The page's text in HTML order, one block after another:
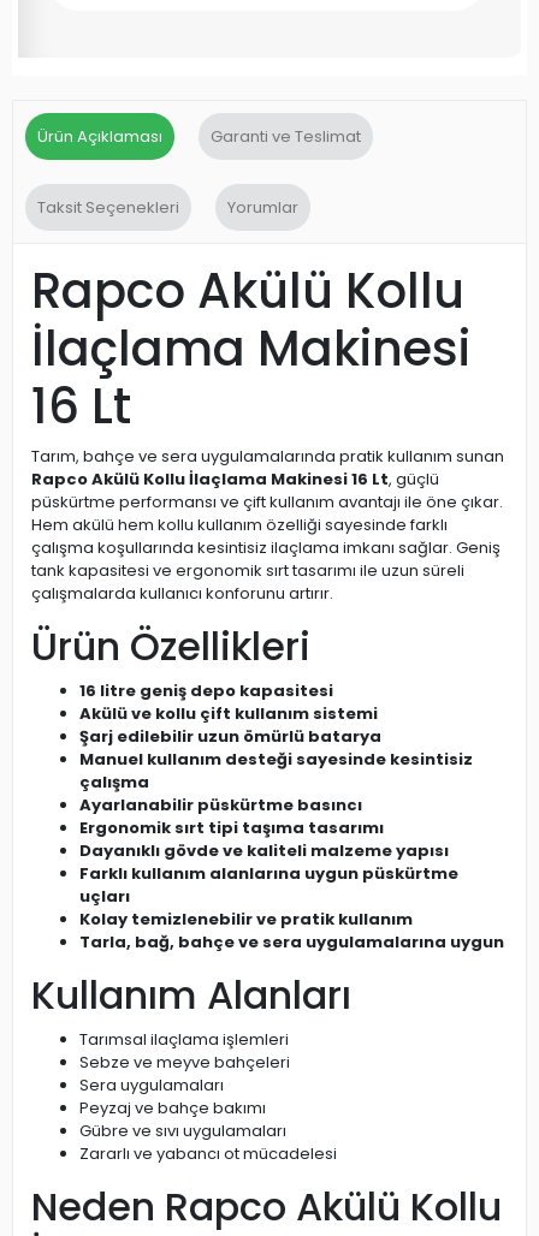
Ürün Açıklaması Garanti ve Teslimat
Taksit Seçenekleri Yorumlar
Rapco Akülü Kollu
İlaçlama Makinesi
16 Lt
Tarım, bahçe ve sera uygulamalarında pratik kullanım sunan
Rapco Akülü Kollu İlaçlama Makinesi 16 Lt, güçlü
püskürtme performansı ve çift kullanım avantajı ile öne çıkar.
Hem akülü hem kollu kullanım özelliği sayesinde farklı
çalışma koşullarında kesintisiz ilaçlama imkanı sağlar. Geniş
tank kapasitesi ve ergonomik sırt tasarımı ile uzun süreli
çalışmalarda kullanıcı konforunu artırır.
Ürün Özellikleri
16 litre geniş depo kapasitesi
Akülü ve kollu çift kullanım sistemi
Şarj edilebilir uzun ömürlü batarya
Manuel kullanım desteği sayesinde kesintisiz
çalışma
Ayarlanabilir püskürtme basıncı
Ergonomik sırt tipi taşıma tasarımı
Dayanıklı gövde ve kaliteli malzeme yapısı
Farklı kullanım alanlarına uygun püskürtme
uçları
Kolay temizlenebilir ve pratik kullanım
Tarla, bağ, bahçe ve sera uygulamalarına uygun
Kullanım Alanları
Tarımsal ilaçlama işlemleri
Sebze ve meyve bahçeleri
Sera uygulamaları
Peyzaj ve bahçe bakımı
Gübre ve sıvı uygulamaları
Zararlı ve yabancı ot mücadelesi
Neden Rapco Akülü Kollu